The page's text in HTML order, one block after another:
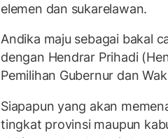
elemen dan sukarelawan.
Andika maju sebagai bakal
dengan Hendrar Prihadi
Pemilihan Gubernur dan
Siapapun yang akan
tingkat provinsi maupun